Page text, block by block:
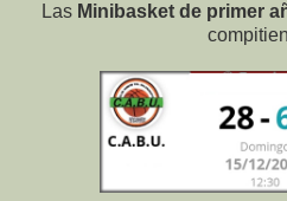
Las Minibasket de primer